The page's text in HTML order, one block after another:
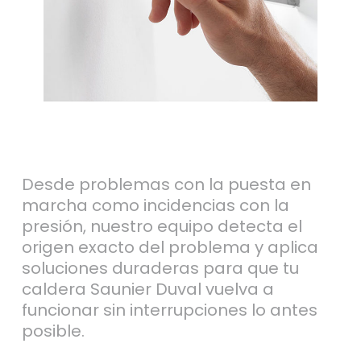
Desde problemas con la puesta en
marcha como incidencias con la
presión, nuestro equipo detecta el
origen exacto del problema y aplica
soluciones duraderas para que tu
caldera Saunier Duval vuelva a
funcionar sin interrupciones lo antes
posible.